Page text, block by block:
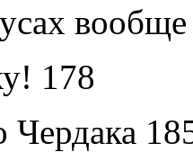
вообще
178
Чердака